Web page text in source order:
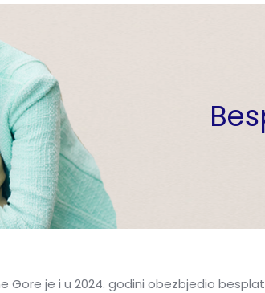
Gore je i u 2024. godini obezbjedio